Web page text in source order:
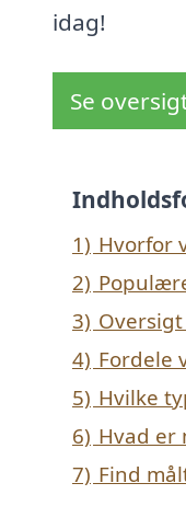
idag!
Se
1) Hvorfor
2)
3)
4) Fordele
5) Hvilke
6) Hvad er
7) Find